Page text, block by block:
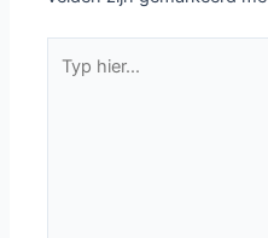
hier...